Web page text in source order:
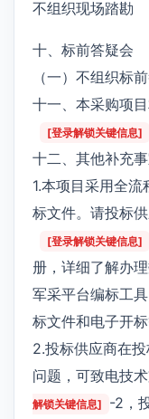
不组织现场踏勘
十、标前答疑会
（一）不组织标
十一、本采购项
[登录解锁关键信息]
十二、其他补充
1.本项目采用全
标文件。请投标
[登录解锁关键信息]
册，详细了解办
军采平台编标工
标文件和电子开标
2.投标供应商在
问题，可致电技
解锁关键信息]
-2，